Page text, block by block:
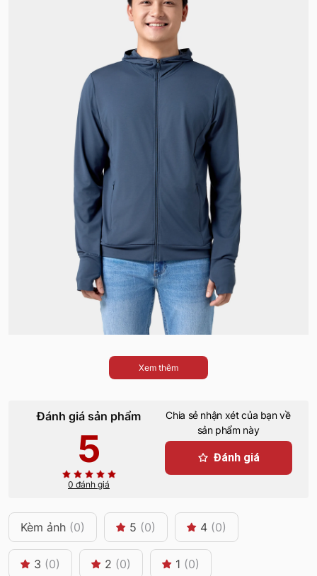
Xem thêm
Đánh giá sản phẩm
5
0 đánh giá
Chia sẻ nhận xét của bạn về
sản phẩm này
Đánh giá
Kèm ảnh (0) 5 (0) 4 (0)
3 (0) 2 (0) 1 (0)